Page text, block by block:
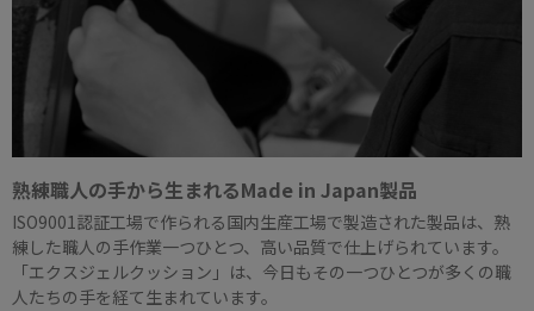
熟練職人の手から生まれるMade in Japan製品
ISO9001認証工場で作られる国内生産工場で製造された製品は、熟
練した職人の手作業一つひとつ、高い品質で仕上げられています。
「エクスジェルクッション」は、今日もその一つひとつが多くの職
人たちの手を経て生まれています。